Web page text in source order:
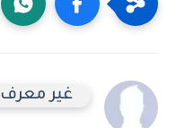
غير معرف